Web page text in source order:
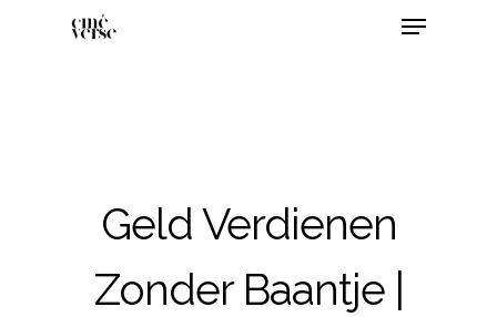
Geld Verdienen
Zonder Baantje |